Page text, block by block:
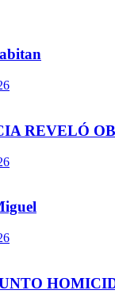
REVELÓ